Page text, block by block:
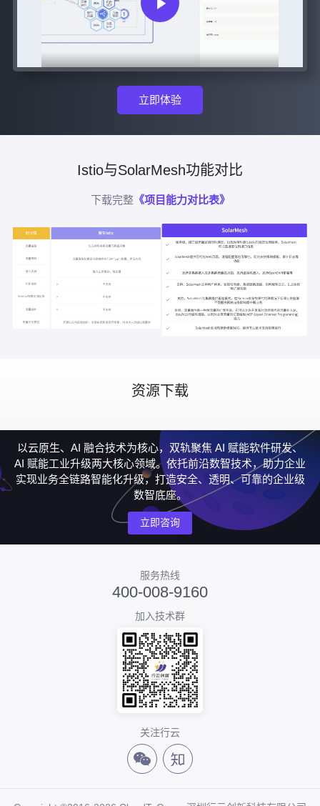
立即体验
Istio与SolarMesh功能对比
下载完整《项目能力对比表》
资源下载
以云原生、AI 融合技术为核心，双轨聚焦 AI 赋能软件研发、
AI 赋能工业升级两大核心领域。依托前沿数智技术，助力企业
实现业务全链路智能化升级，打造安全、透明、可靠的企业级
数智底座。
立即咨询
服务热线
400-008-9160
加入技术群
关注行云